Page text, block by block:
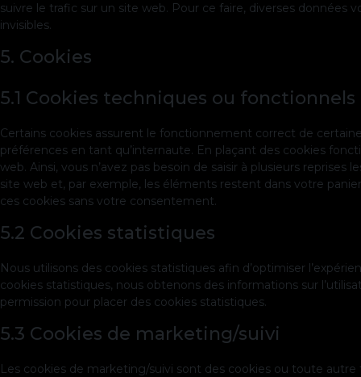
suivre le trafic sur un site web. Pour ce faire, diverses données
invisibles.
5. Cookies
5.1 Cookies techniques ou fonctionnels
Certains cookies assurent le fonctionnement correct de
préférences en tant qu’internaute. En plaçant des cookies
web. Ainsi, vous n’avez pas besoin de saisir à plusieurs
site web et, par exemple, les éléments restent dans votre
ces cookies sans votre consentement.
5.2 Cookies statistiques
Nous utilisons des cookies statistiques afin d’optimiser
cookies statistiques, nous obtenons des informations sur
permission pour placer des cookies statistiques.
5.3 Cookies de marketing/suivi
Les cookies de marketing/suivi sont des cookies ou toute